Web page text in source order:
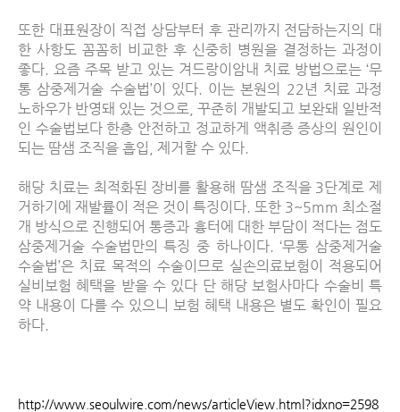
또한 대표원장이 직접 상담부터 후 관리까지 전담하는지의 대
한 사항도 꼼꼼히 비교한 후 신중히 병원을 결정하는 과정이
좋다
요즘 주목 받고 있는 겨드랑이암내 치료 방법으로는 ‘무
통 삼중제거술 수술법’이 있다. 이는 본원의 22 년 치료 과정
노하우가 반영돼 있는 것으로 꾸준히 개발되고 보완돼 일반적
인 수술법보다 한층 안전하고 정교하게 액취증 증상의 원인이
되는 땀샘 조직을 흡입 제거할 수 있다
해당 치료는 최적화된 장비를 활용해 땀샘 조직을3단계로 제
거하기에 재발률이 적은 것이 특징이다 또한 3~5mm 최소절
개 방식으로 진행되어 통증과 흉터에 대한 부담이 적다는 점도
삼중제거술 수술법만의 특징 중 하나이다. ‘무통 삼중제거술
수술법’은 치료 목적의 수술이므로 실손의료보험이 적용되어
실비보험 혜택을 받을 수 있다 단 해당 보험사마다 수술비 특
약 내용이 다를 수 있으니 보험 혜택 내용은 별도 확인이 필요
하다
http://www.seoulwire.com/news/articleView.html?idxno=2598